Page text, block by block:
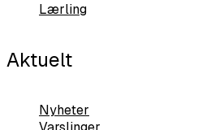
Lærling
Aktuelt
Nyheter